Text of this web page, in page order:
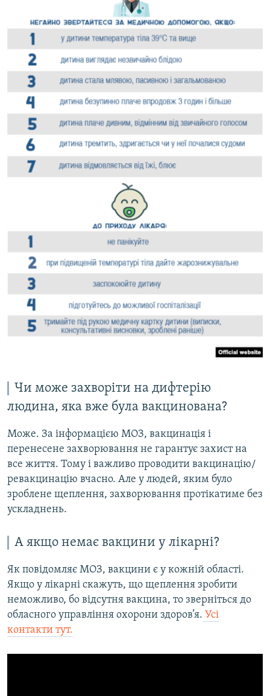
Чи може захворіти на дифтерію
людина, яка вже була вакцинована?
Може. За інформацією МОЗ, вакцинація і
перенесене захворювання не гарантує захист на
все життя. Тому і важливо проводити вакцинацію/
ревакцинацію вчасно. Але у людей, яким було
зроблене щеплення, захворювання протікатиме без
ускладнень.
А якщо немає вакцини у лікарні?
Як повідомляє МОЗ, вакцини є у кожній області.
Якщо у лікарні скажуть, що щеплення зробити
неможливо, бо відсутня вакцина, то зверніться до
обласного управління охорони здоров’я. Усі
контакти тут.